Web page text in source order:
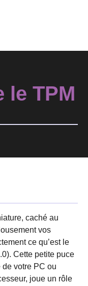
le TPM
caché au
vos
ce qu’est le
Cette petite puce
votre PC ou
joue un rôle